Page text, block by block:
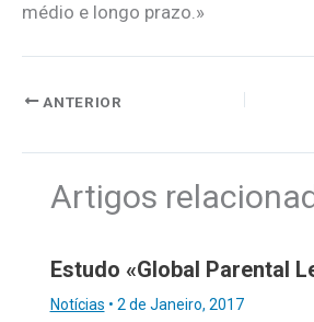
médio e longo prazo.»
ANTERIOR
Artigos
Estudo «Global Parental
Notícias • 2 de Janeiro, 2017